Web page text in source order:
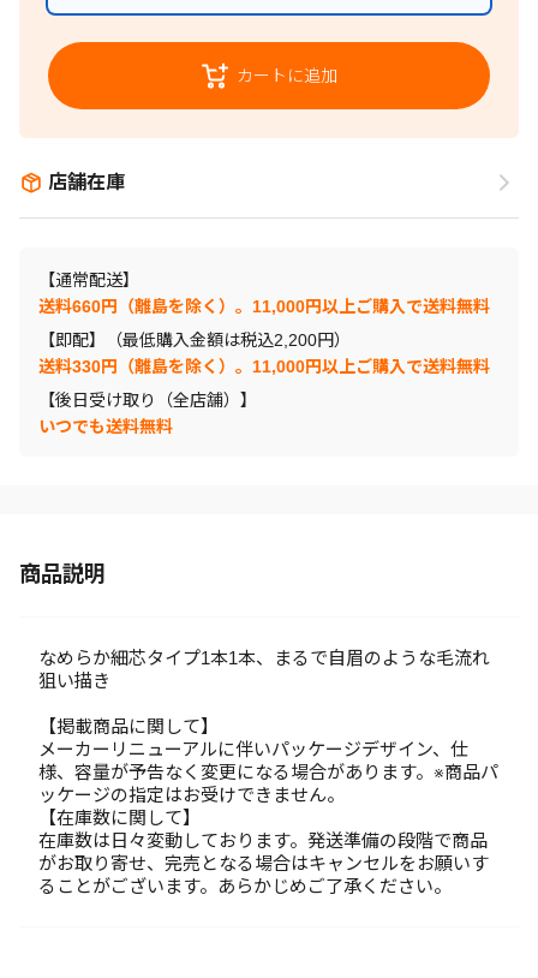
カートに追加
店舗在庫
【通常配送】
送料660円（離島を除く）。11,000円以上ご購入で送料無料
【即配】（最低購入金額は税込2,200円）
送料330円（離島を除く）。11,000円以上ご購入で送料無料
【後日受け取り（全店舗）】
いつでも送料無料
商品説明
なめらか細芯タイプ1本1本、まるで自眉のような毛流れ
狙い描き
【掲載商品に関して】
メーカーリニューアルに伴いパッケージデザイン、仕
様、容量が予告なく変更になる場合があります。※商品パ
ッケージの指定はお受けできません。
【在庫数に関して】
在庫数は日々変動しております。発送準備の段階で商品
がお取り寄せ、完売となる場合はキャンセルをお願いす
ることがございます。あらかじめご了承ください。